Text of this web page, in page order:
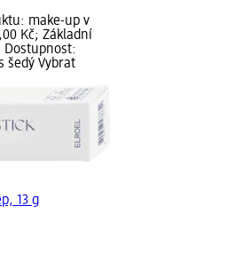
make-up v
Kč; Základní
Dostupnost:
šedý Vybrat
13 g